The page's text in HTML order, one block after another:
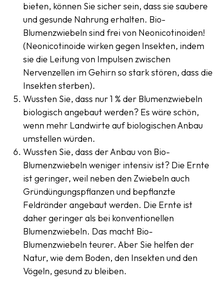
bieten, können Sie sicher sein, dass sie saubere
und gesunde Nahrung erhalten. Bio-
Blumenzwiebeln sind frei von Neonicotinoiden!
(Neonicotinoide wirken gegen Insekten, indem
sie die Leitung von Impulsen zwischen
Nervenzellen im Gehirn so stark stören, dass die
Insekten sterben).
Wussten Sie, dass nur 1 % der Blumenzwiebeln
biologisch angebaut werden? Es wäre schön,
wenn mehr Landwirte auf biologischen Anbau
umstellen würden.
Wussten Sie, dass der Anbau von Bio-
Blumenzwiebeln weniger intensiv ist? Die Ernte
ist geringer, weil neben den Zwiebeln auch
Gründüngungspflanzen und bepflanzte
Feldränder angebaut werden. Die Ernte ist
daher geringer als bei konventionellen
Blumenzwiebeln. Das macht Bio-
Blumenzwiebeln teurer. Aber Sie helfen der
Natur, wie dem Boden, den Insekten und den
Vögeln, gesund zu bleiben.